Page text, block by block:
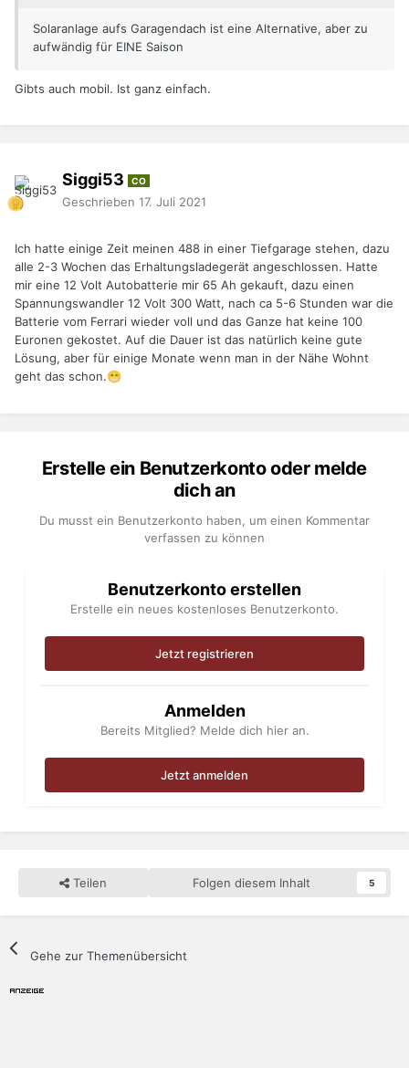
Solaranlage aufs Garagendach ist eine Alternative, aber zu
aufwändig für EINE Saison
Gibts auch mobil. Ist ganz einfach.
Siggi53 CO
Geschrieben 17. Juli 2021
Ich hatte einige Zeit meinen 488 in einer Tiefgarage stehen, dazu
alle 2-3 Wochen das Erhaltungsladegerät angeschlossen. Hatte
mir eine 12 Volt Autobatterie mir 65 Ah gekauft, dazu einen
Spannungswandler 12 Volt 300 Watt, nach ca 5-6 Stunden war die
Batterie vom Ferrari wieder voll und das Ganze hat keine 100
Euronen gekostet. Auf die Dauer ist das natürlich keine gute
Lösung, aber für einige Monate wenn man in der Nähe Wohnt
geht das schon.😁
Erstelle ein Benutzerkonto oder melde
dich an
Du musst ein Benutzerkonto haben, um einen Kommentar
verfassen zu können
Benutzerkonto erstellen
Erstelle ein neues kostenloses Benutzerkonto.
Jetzt registrieren
Anmelden
Bereits Mitglied? Melde dich hier an.
Jetzt anmelden
Teilen Folgen diesem Inhalt 5
Gehe zur Themenübersicht